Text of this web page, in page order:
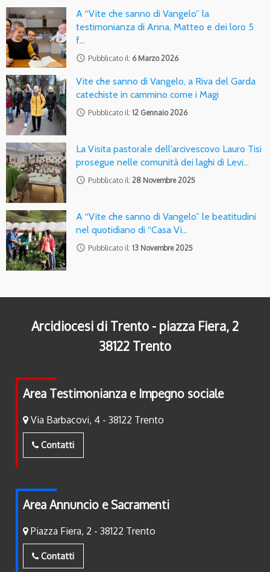
A “Vite che sanno di Vangelo” la
testimonianza di Anna, Matteo e dei loro 5
f…
access_time Pubblicato il: 6 Marzo 2026
Vite che sanno di Vangelo, a Riva del Garda
catechiste in cammino come i Magi
access_time Pubblicato il: 12 Gennaio 2026
La Visita pastorale dell’arcivescovo Lauro Tisi
prosegue nelle comunità dei laghi di Levi…
access_time Pubblicato il: 28 Novembre 2025
A “Vite che sanno di Vangelo” le beatitudini
nel quotidiano di “Casa Vi…
access_time Pubblicato il: 13 Novembre 2025
Arcidiocesi di Trento - piazza Fiera, 2
38122 Trento
Area Testimonianza e Impegno sociale
Via Barbacovi, 4 - 38122 Trento
Contatti
Area Annuncio e Sacramenti
Piazza Fiera, 2 - 38122 Trento
Contatti